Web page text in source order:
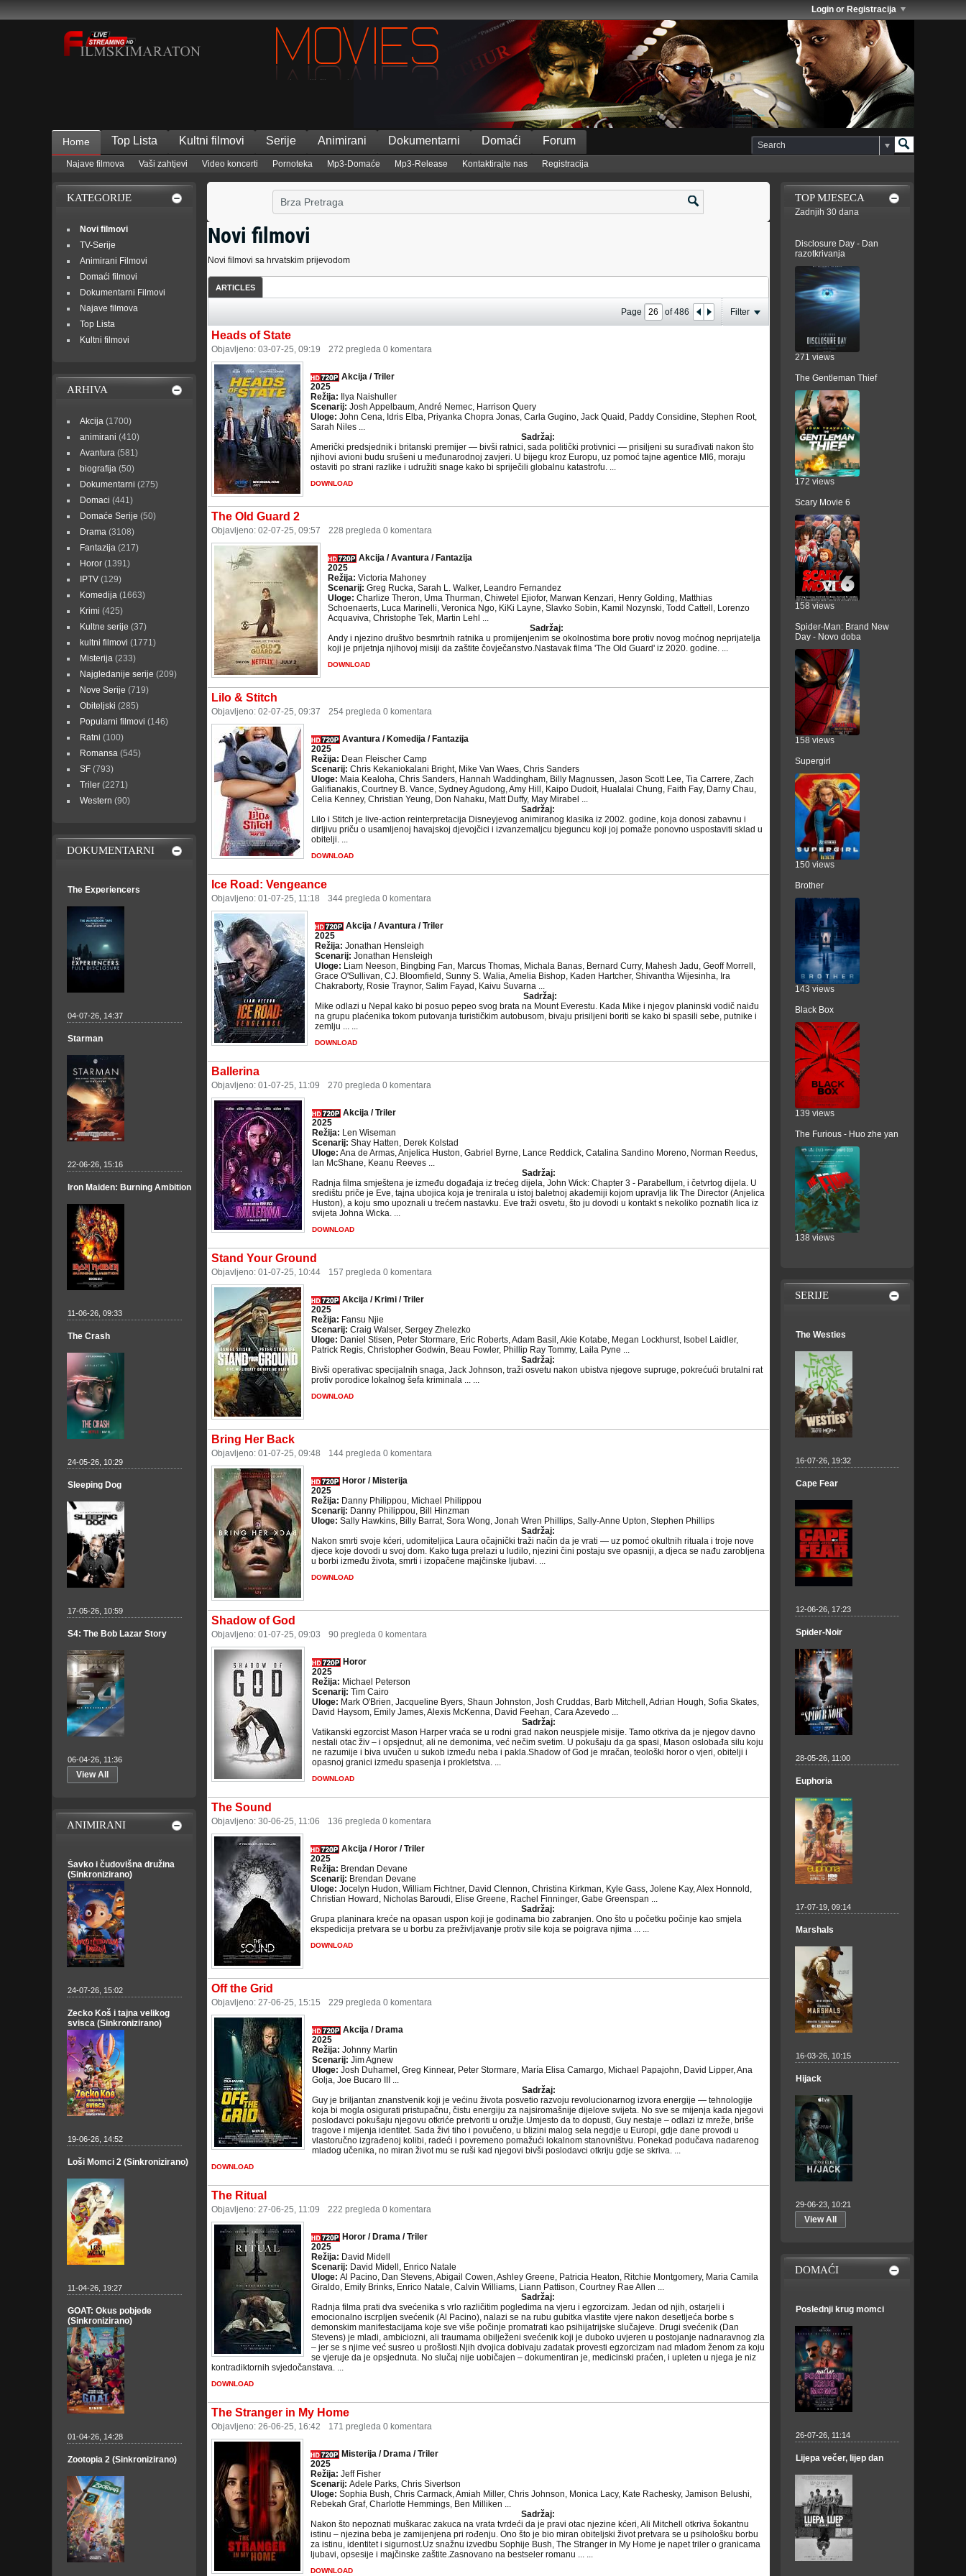
Login or Registracija
Home Top Lista Kultni filmovi Serije Animirani Dokumentarni Domaći Forum
Najave filmova Vaši zahtjevi Video koncerti Pornoteka Mp3-Domaće Mp3-Release Kontaktirajte nas Registracija
Novi filmovi
Novi filmovi sa hrvatskim prijevodom
ARTICLES
Page of486 Filter
Heads of State
Objavljeno: 03-07-25, 09:19 272 pregleda 0 komentara
Akcija / Triler
2025
Režija: Ilya Naishuller
Scenarij: Josh Appelbaum, André Nemec, Harrison Query
Uloge: John Cena, Idris Elba, Priyanka Chopra Jonas, Carla Gugino, Jack Quaid, Paddy Considine, Stephen Root,
Sarah Niles ...
Sadržaj:
Američki predsjednik i britanski premijer — bivši ratnici, sada politički protivnici — prisiljeni su surađivati nakon što
njihovi avioni budu srušeni u međunarodnoj zavjeri. U bijegu kroz Europu, uz pomoć tajne agentice MI6, moraju
ostaviti po strani razlike i udružiti snage kako bi spriječili globalnu katastrofu. ...
DOWNLOAD
The Old Guard 2
Objavljeno: 02-07-25, 09:57 228 pregleda 0 komentara
Akcija / Avantura / Fantazija
2025
Režija: Victoria Mahoney
Scenarij: Greg Rucka, Sarah L. Walker, Leandro Fernandez
Uloge: Charlize Theron, Uma Thurman, Chiwetel Ejiofor, Marwan Kenzari, Henry Golding, Matthias
Schoenaerts, Luca Marinelli, Veronica Ngo, KiKi Layne, Slavko Sobin, Kamil Nozynski, Todd Cattell, Lorenzo
Acquaviva, Christophe Tek, Martin Lehl ...
Sadržaj:
Andy i njezino društvo besmrtnih ratnika u promijenjenim se okolnostima bore protiv novog moćnog neprijatelja
koji je prijetnja njihovoj misiji da zaštite čovječanstvo.Nastavak filma 'The Old Guard' iz 2020. godine. ...
DOWNLOAD
Lilo & Stitch
Objavljeno: 02-07-25, 09:37 254 pregleda 0 komentara
Avantura / Komedija / Fantazija
2025
Režija: Dean Fleischer Camp
Scenarij: Chris Kekaniokalani Bright, Mike Van Waes, Chris Sanders
Uloge: Maia Kealoha, Chris Sanders, Hannah Waddingham, Billy Magnussen, Jason Scott Lee, Tia Carrere, Zach
Galifianakis, Courtney B. Vance, Sydney Agudong, Amy Hill, Kaipo Dudoit, Hualalai Chung, Faith Fay, Darny Chau,
Celia Kenney, Christian Yeung, Don Nahaku, Matt Duffy, May Mirabel ...
Sadržaj:
Lilo i Stitch je live-action reinterpretacija Disneyjevog animiranog klasika iz 2002. godine, koja donosi zabavnu i
dirljivu priču o usamljenoj havajskoj djevojčici i izvanzemaljcu bjeguncu koji joj pomaže ponovno uspostaviti sklad u
obitelji. ...
DOWNLOAD
Ice Road: Vengeance
Objavljeno: 01-07-25, 11:18 344 pregleda 0 komentara
Akcija / Avantura / Triler
2025
Režija: Jonathan Hensleigh
Scenarij: Jonathan Hensleigh
Uloge: Liam Neeson, Bingbing Fan, Marcus Thomas, Michala Banas, Bernard Curry, Mahesh Jadu, Geoff Morrell,
Grace O'Sullivan, CJ. Bloomfield, Sunny S. Walia, Amelia Bishop, Kaden Hartcher, Shivantha Wijesinha, Ira
Chakraborty, Rosie Traynor, Salim Fayad, Kaivu Suvarna ...
Sadržaj:
Mike odlazi u Nepal kako bi posuo pepeo svog brata na Mount Everestu. Kada Mike i njegov planinski vodič naiđu
na grupu plaćenika tokom putovanja turističkim autobusom, bivaju prisiljeni boriti se kako bi spasili sebe, putnike i
zemlju ... ...
DOWNLOAD
Ballerina
Objavljeno: 01-07-25, 11:09 270 pregleda 0 komentara
Akcija / Triler
2025
Režija: Len Wiseman
Scenarij: Shay Hatten, Derek Kolstad
Uloge: Ana de Armas, Anjelica Huston, Gabriel Byrne, Lance Reddick, Catalina Sandino Moreno, Norman Reedus,
Ian McShane, Keanu Reeves ...
Sadržaj:
Radnja filma smještena je između događaja iz trećeg dijela, John Wick: Chapter 3 - Parabellum, i četvrtog dijela. U
središtu priče je Eve, tajna ubojica koja je trenirala u istoj baletnoj akademiji kojom upravlja lik The Director (Anjelica
Huston), a koju smo upoznali u trećem nastavku. Eve traži osvetu, što ju dovodi u kontakt s nekoliko poznatih lica iz
svijeta Johna Wicka. ...
DOWNLOAD
Stand Your Ground
Objavljeno: 01-07-25, 10:44 157 pregleda 0 komentara
Akcija / Krimi / Triler
2025
Režija: Fansu Njie
Scenarij: Craig Walser, Sergey Zhelezko
Uloge: Daniel Stisen, Peter Stormare, Eric Roberts, Adam Basil, Akie Kotabe, Megan Lockhurst, Isobel Laidler,
Patrick Regis, Christopher Godwin, Beau Fowler, Phillip Ray Tommy, Laila Pyne ...
Sadržaj:
Bivši operativac specijalnih snaga, Jack Johnson, traži osvetu nakon ubistva njegove supruge, pokrećući brutalni rat
protiv porodice lokalnog šefa kriminala ... ...
DOWNLOAD
Bring Her Back
Objavljeno: 01-07-25, 09:48 144 pregleda 0 komentara
Horor / Misterija
2025
Režija: Danny Philippou, Michael Philippou
Scenarij: Danny Philippou, Bill Hinzman
Uloge: Sally Hawkins, Billy Barrat, Sora Wong, Jonah Wren Phillips, Sally-Anne Upton, Stephen Phillips
Sadržaj:
Nakon smrti svoje kćeri, udomiteljica Laura očajnički traži način da je vrati — uz pomoć okultnih rituala i troje nove
djece koje dovodi u svoj dom. Kako tuga prelazi u ludilo, njezini čini postaju sve opasniji, a djeca se nađu zarobljena
u borbi između života, smrti i izopačene majčinske ljubavi. ...
DOWNLOAD
Shadow of God
Objavljeno: 01-07-25, 09:03 90 pregleda 0 komentara
Horor
2025
Režija: Michael Peterson
Scenarij: Tim Cairo
Uloge: Mark O'Brien, Jacqueline Byers, Shaun Johnston, Josh Cruddas, Barb Mitchell, Adrian Hough, Sofia Skates,
David Haysom, Emily James, Alexis McKenna, David Feehan, Cara Azevedo ...
Sadržaj:
Vatikanski egzorcist Mason Harper vraća se u rodni grad nakon neuspjele misije. Tamo otkriva da je njegov davno
nestali otac živ – i opsjednut, ali ne demonima, već nečim svetim. U pokušaju da ga spasi, Mason oslobađa silu koju
ne razumije i biva uvučen u sukob između neba i pakla.Shadow of God je mračan, teološki horor o vjeri, obitelji i
opasnoj granici između spasenja i prokletstva. ...
DOWNLOAD
The Sound
Objavljeno: 30-06-25, 11:06 136 pregleda 0 komentara
Akcija / Horor / Triler
2025
Režija: Brendan Devane
Scenarij: Brendan Devane
Uloge: Jocelyn Hudon, William Fichtner, David Clennon, Christina Kirkman, Kyle Gass, Jolene Kay, Alex Honnold,
Christian Howard, Nicholas Baroudi, Elise Greene, Rachel Finninger, Gabe Greenspan ...
Sadržaj:
Grupa planinara kreće na opasan uspon koji je godinama bio zabranjen. Ono što u početku počinje kao smjela
ekspedicija pretvara se u borbu za preživljavanje protiv sile koja se poigrava njima ... ...
DOWNLOAD
Off the Grid
Objavljeno: 27-06-25, 15:15 229 pregleda 0 komentara
Akcija / Drama
2025
Režija: Johnny Martin
Scenarij: Jim Agnew
Uloge: Josh Duhamel, Greg Kinnear, Peter Stormare, María Elisa Camargo, Michael Papajohn, David Lipper, Ana
Golja, Joe Bucaro III ...
Sadržaj:
Guy je briljantan znanstvenik koji je većinu života posvetio razvoju revolucionarnog izvora energije — tehnologije
koja bi mogla osigurati pristupačnu, čistu energiju za najsiromašnije dijelove svijeta. No sve se mijenja kada njegovi
poslodavci pokušaju njegovu otkriće pretvoriti u oružje.Umjesto da to dopusti, Guy nestaje – odlazi iz mreže, briše
tragove i mijenja identitet. Sada živi tiho i povučeno, u blizini malog sela negdje u Europi, gdje dane provodi u
vlastoručno izgrađenoj kolibi, radeći i povremeno pomažući lokalnom stanovništvu. Ponekad podučava nadarenog
mladog učenika, no miran život mu se ruši kad njegovi bivši poslodavci otkriju gdje se skriva. ...
DOWNLOAD
The Ritual
Objavljeno: 27-06-25, 11:09 222 pregleda 0 komentara
Horor / Drama / Triler
2025
Režija: David Midell
Scenarij: David Midell, Enrico Natale
Uloge: Al Pacino, Dan Stevens, Abigail Cowen, Ashley Greene, Patricia Heaton, Ritchie Montgomery, Maria Camila
Giraldo, Emily Brinks, Enrico Natale, Calvin Williams, Liann Pattison, Courtney Rae Allen ...
Sadržaj:
Radnja filma prati dva svećenika s vrlo različitim pogledima na vjeru i egzorcizam. Jedan od njih, ostarjeli i
emocionalno iscrpljen svećenik (Al Pacino), nalazi se na rubu gubitka vlastite vjere nakon desetljeća borbe s
demonskim manifestacijama koje sve više počinje promatrati kao psihijatrijske slučajeve. Drugi svećenik (Dan
Stevens) je mladi, ambiciozni, ali traumama obilježeni svećenik koji je duboko uvjeren u postojanje nadnaravnog zla
– jer se s njime već susreo u prošlosti.Njih dvojica dobivaju zadatak provesti egzorcizam nad mladom ženom za koju
se vjeruje da je opsjednuta. No slučaj nije uobičajen – dokumentiran je, medicinski praćen, i upleten u njega je niz
kontradiktornih svjedočanstava. ...
DOWNLOAD
The Stranger in My Home
Objavljeno: 26-06-25, 16:42 171 pregleda 0 komentara
Misterija / Drama / Triler
2025
Režija: Jeff Fisher
Scenarij: Adele Parks, Chris Sivertson
Uloge: Sophia Bush, Chris Carmack, Amiah Miller, Chris Johnson, Monica Lacy, Kate Rachesky, Jamison Belushi,
Rebekah Graf, Charlotte Hemmings, Ben Milliken ...
Sadržaj:
Nakon što nepoznati muškarac zakuca na vrata tvrdeći da je pravi otac njezine kćeri, Ali Mitchell otkriva šokantnu
istinu – njezina beba je zamijenjena pri rođenju. Ono što je bio miran obiteljski život pretvara se u psihološku borbu
za istinu, identitet i sigurnost.Uz snažnu izvedbu Sophije Bush, The Stranger in My Home je napet triler o granicama
ljubavi, opsesije i majčinske zaštite.Zasnovano na bestseler romanu ... ...
DOWNLOAD
KATEGORIJE
Novi filmovi
TV-Serije
Animirani Filmovi
Domaći filmovi
Dokumentarni Filmovi
Najave filmova
Top Lista
Kultni filmovi
ARHIVA
Akcija(1700)
animirani (410)
Avantura(581)
biografija(50)
Dokumentarni (275)
Domaci (441)
Domaće Serije (50)
Drama(3108)
Fantazija(217)
Horor(1391)
IPTV(129)
Komedija(1663)
Krimi (425)
Kultne serije (37)
kultni filmovi (1771)
Misterija(233)
Najgledanije serije (209)
Nove Serije (719)
Obiteljski (285)
Popularni filmovi (146)
Ratni (100)
Romansa(545)
SF(793)
Triler(2271)
Western (90)
DOKUMENTARNI
The Experiencers
04-07-26, 14:37
Starman
22-06-26, 15:16
Iron Maiden: Burning Ambition
11-06-26, 09:33
The Crash
24-05-26, 10:29
Sleeping Dog
17-05-26, 10:59
S4: The Bob Lazar Story
06-04-26, 11:36
View All
ANIMIRANI
Šavko i čudovišna družina
(Sinkronizirano)
24-07-26, 15:02
Zecko Koš i tajna velikog
svisca (Sinkronizirano)
19-06-26, 14:52
Loši Momci 2 (Sinkronizirano)
11-04-26, 19:27
GOAT: Okus pobjede
(Sinkronizirano)
01-04-26, 14:28
Zootopia 2 (Sinkronizirano)
TOP MJESECA
Zadnjih 30 dana
Disclosure Day - Dan
razotkrivanja
271 views
The Gentleman Thief
172 views
Scary Movie 6
158 views
Spider-Man: Brand New
Day - Novo doba
158 views
Supergirl
150 views
Brother
143 views
Black Box
139 views
The Furious - Huo zhe yan
138 views
SERIJE
The Westies
16-07-26, 19:32
Cape Fear
12-06-26, 17:23
Spider-Noir
28-05-26, 11:00
Euphoria
17-07-19, 09:14
Marshals
16-03-26, 10:15
Hijack
29-06-23, 10:21
View All
DOMAĆI
Poslednji krug momci
26-07-26, 11:14
Lijepa večer, lijep dan